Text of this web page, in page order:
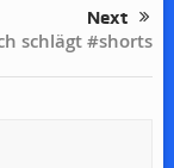
Next
schlägt #shorts